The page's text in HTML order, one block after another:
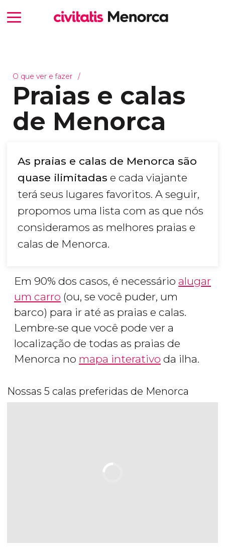
O que ver e fazer
Praias e calas
de Menorca
As praias e calas de Menorca são
quase ilimitadas e cada viajante
terá seus lugares favoritos. A seguir,
propomos uma lista com as que nós
consideramos as melhores praias e
calas de Menorca.
Em 90% dos casos, é necessário alugar
um carro (ou, se você puder, um
barco) para ir até as praias e calas.
Lembre-se que você pode ver a
localização de todas as praias de
Menorca no mapa interativo da ilha.
Nossas 5 calas preferidas de Menorca